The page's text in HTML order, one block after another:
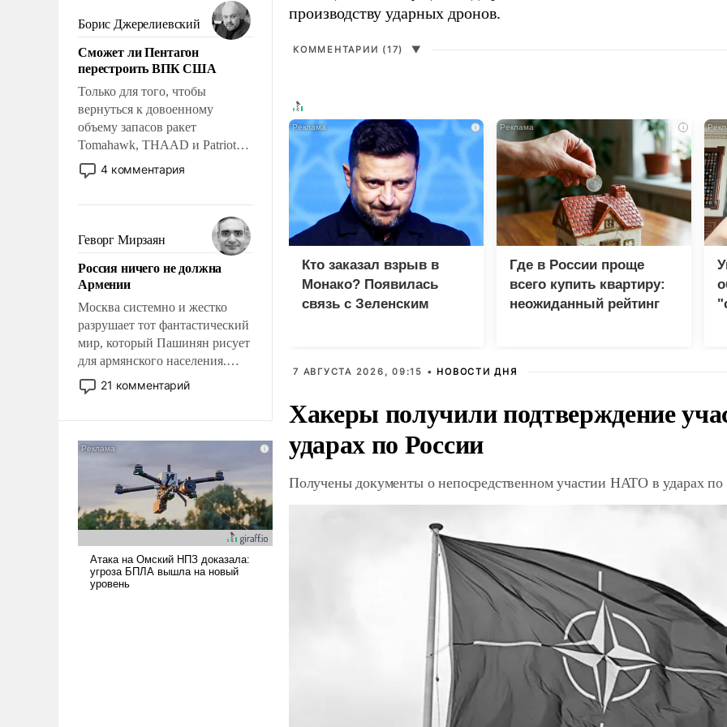
ударами судьбы, брать на себя
ответственность, помогать
слабым, идти вперед и
адаптироваться.
Борис Джерелиевский
Сможет ли Пентагон
перестроить ВПК США
Только для того, чтобы
вернуться к довоенному
объему запасов ракет
Tomahawk, THAAD и Patriot
США потребуется более трех
лет. Даже небольшая война с
Сложившаяся ситуация
означает многолетний период
уязвимости США, например,
перед Китаем.
4 комментария
Геворг Мирзаян
Россия ничего не должна
Армении
Москва системно и жестко
разрушает тот фантастический
мир, который Пашинян рисует
для армянского населения.
Мир, где политические
прожекты будут безусловно
налогоплательщиков и где
Еревану за свои поступки не
нужно отвечать.
21 комментарий
производству ударных дронов.
КОММЕНТАРИИ (17) ▼
i
Кто заказал взрыв в
Монако? Появилась
связь с Зеленским
i
Где в России проще
всего купить квартиру:
неожиданный рейтинг
7 АВГУСТА 2026, 09:15 • НОВОСТИ ДНЯ
Хакеры получили подтверждение
ударах по России
Получены документы о непосредственном участии НАТО в ударах по